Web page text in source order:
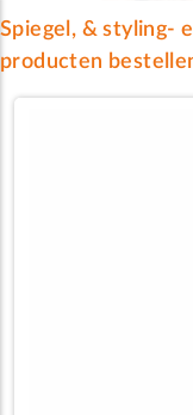
Spiegel, & styling-
producten